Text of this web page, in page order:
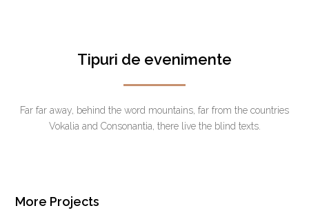
Tipuri de evenimente
Far far away, behind the word mountains, far from the countries
Vokalia and Consonantia, there live the blind texts.
More ProjectsCalificare pentru Securitate